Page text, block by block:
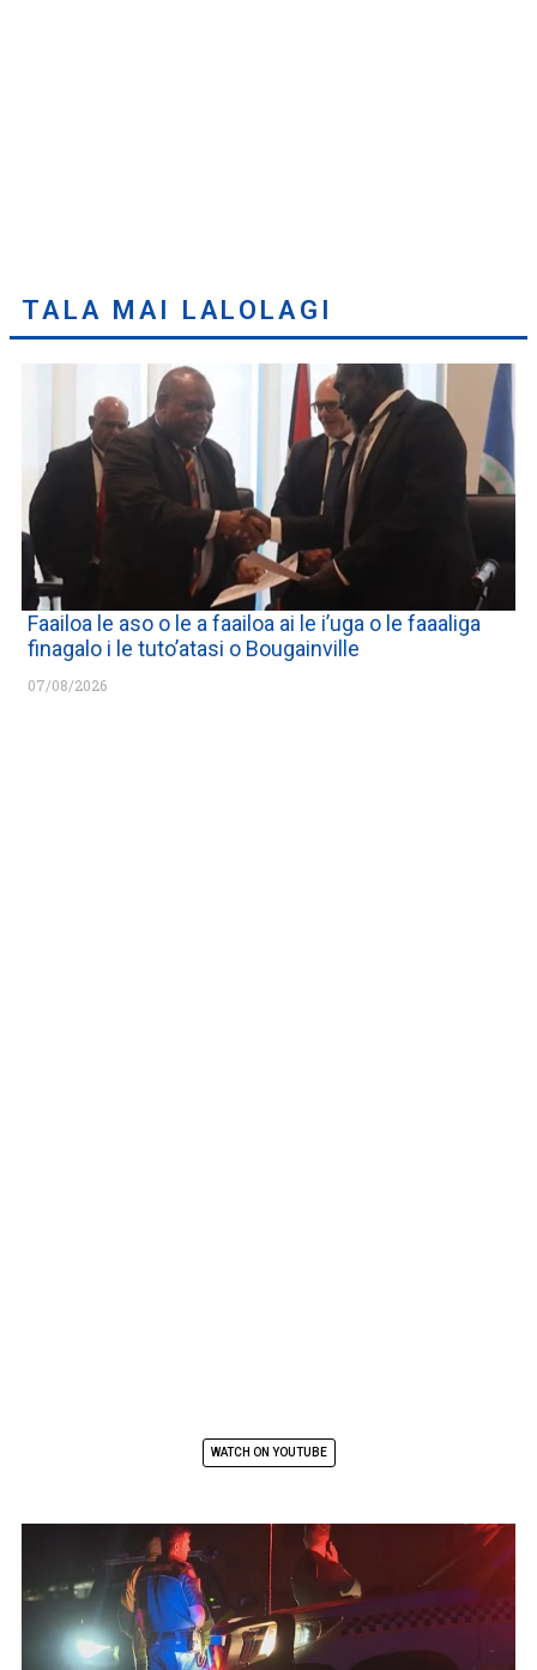
TALA MAI LALOLAGI
Faailoa le aso o le a faailoa ai le i’uga o le faaaliga
finagalo i le tuto’atasi o Bougainville
07/08/2026
WATCH ON YOUTUBE